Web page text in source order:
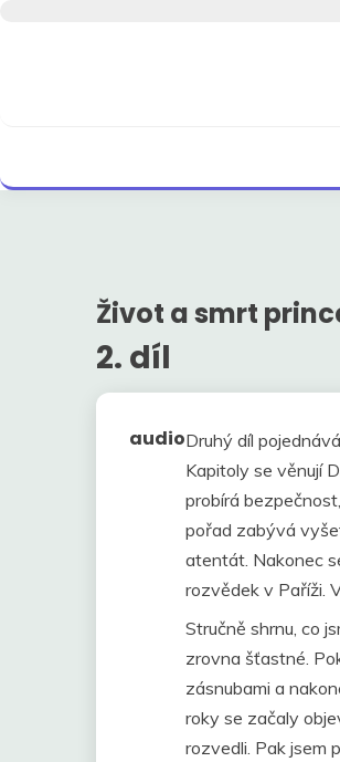
Život a smrt
2. díl
audioDruhý díl
Kapitoly se věnují
probírá
pořad zabývá
atentát. Nakonec
rozvědek v Paříži.
Stručně shrnu, co
zrovna šťastné.
zásnubami a
roky se začaly
rozvedli. Pak jsem